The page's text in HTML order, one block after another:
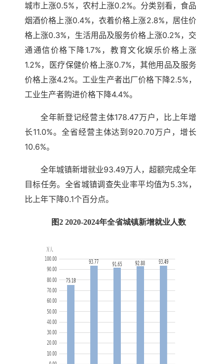
城市上涨0.5%，农村上涨0.2%。分类别看，食品
烟酒价格上涨0.4%，衣着价格上涨2.8%，居住价
格上涨0.3%，生活用品及服务价格上涨0.2%，交
通通信价格下降1.7%，教育文化娱乐价格上涨
1.2%，医疗保健价格上涨0.7%，其他用品及服务
价格上涨4.2%。工业生产者出厂价格下降2.5%，
工业生产者购进价格下降4.4%。
全年新登记经营主体178.47万户，比上年增
长11.0%。全省经营主体达到920.70万户，增长
10.6%。
全年城镇新增就业93.49万人，超额完成全年
目标任务。全省城镇调查失业率平均值为5.3%，
比上年下降0.1个百分点。
图2 2020-2024年全省城镇新增就业人数